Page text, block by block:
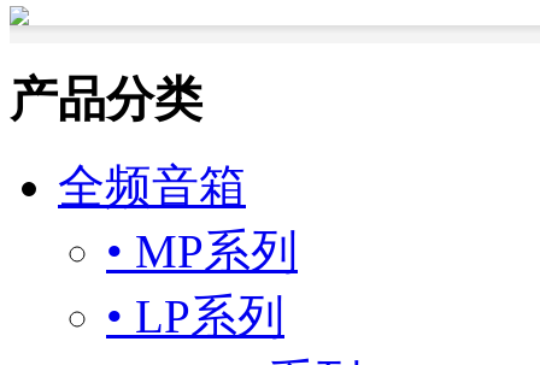
产品分类
全频音箱
• MP系列
• LP系列